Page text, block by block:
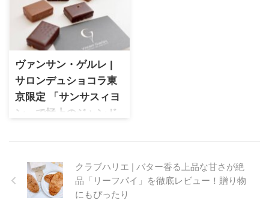
えのある容量が魅力。この時
期だけの限定商品は内祝いや
お供えなどにお使いいただけ
るかと思います。
ヴァンサン・ゲルレ |
サロンデュショコラ東
京限定 「サンサスィヨ
ン」で極上のジャンド
を実食レビュー。サロン・デ
ュ・ショコラでしか手に入ら
ないジャンドゥージャの味わ
クラブハリエ | バター香る上品な甘さが絶
品「リーフパイ」を徹底レビュー！贈り物
にもぴったり